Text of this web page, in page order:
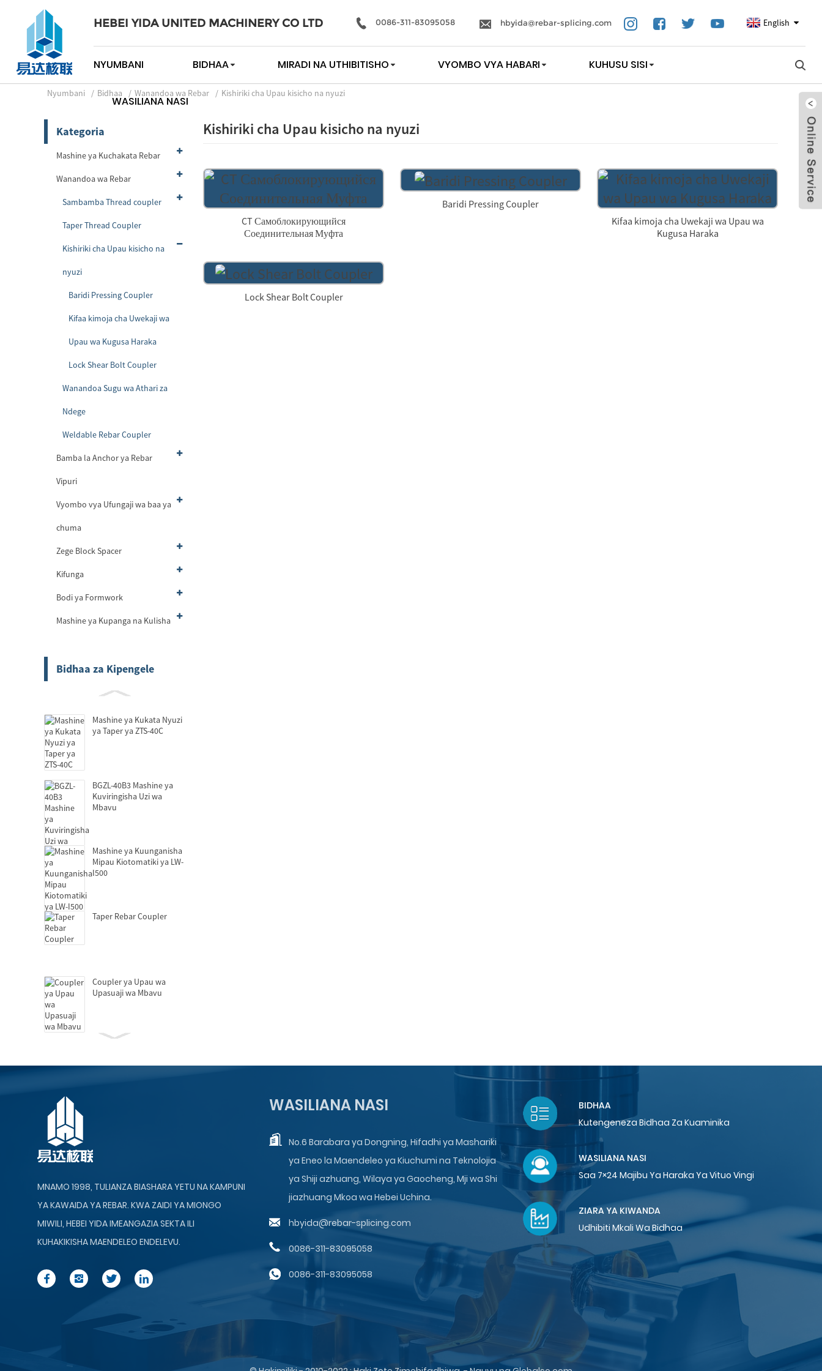
HEBEI YIDA UNITED MACHINERY CO LTD 0086-311-83095058 hbyida@rebar-splicing.com English
NYUMBANI BIDHAA MIRADI NA UTHIBITISHO VYOMBO VYA HABARI KUHUSU SISI
WASILIANA NASI
Nyumbani Bidhaa Wanandoa wa Rebar Kishiriki cha Upau kisicho na nyuzi
Kategoria
Mashine ya Kuchakata Rebar
Wanandoa wa Rebar
Sambamba Thread coupler
Taper Thread Coupler
Kishiriki cha Upau kisicho na
nyuzi
Baridi Pressing Coupler
Kifaa kimoja cha Uwekaji wa
Upau wa Kugusa Haraka
Lock Shear Bolt Coupler
Wanandoa Sugu wa Athari za
Ndege
Weldable Rebar Coupler
Bamba la Anchor ya Rebar
Vipuri
Vyombo vya Ufungaji wa baa ya
chuma
Zege Block Spacer
Kifunga
Bodi ya Formwork
Mashine ya Kupanga na Kulisha
Bidhaa za Kipengele
Mashine ya Kukata Nyuzi
ya Taper ya ZTS-40C
BGZL-40B3 Mashine ya
Kuviringisha Uzi wa
Mbavu
Mashine ya Kuunganisha
Mipau Kiotomatiki ya LW-
I500
Taper Rebar Coupler
Coupler ya Upau wa
Upasuaji wa Mbavu
Nyenzo ya GL-12 Rebar...
Kishiriki cha Upau kisicho na nyuzi
CT Самоблокирующийся
Соединительная Муфта
Baridi Pressing Coupler
Kifaa kimoja cha Uwekaji wa Upau wa
Kugusa Haraka
Lock Shear Bolt Coupler
MNAMO 1998, TULIANZA BIASHARA YETU NA KAMPUNI
YA KAWAIDA YA REBAR. KWA ZAIDI YA MIONGO
MIWILI, HEBEI YIDA IMEANGAZIA SEKTA ILI
KUHAKIKISHA MAENDELEO ENDELEVU.
WASILIANA NASI
No.6 Barabara ya Dongning, Hifadhi ya Mashariki
ya Eneo la Maendeleo ya Kiuchumi na Teknolojia
ya Shiji azhuang, Wilaya ya Gaocheng, Mji wa Shi
jiazhuang Mkoa wa Hebei Uchina.
hbyida@rebar-splicing.com
0086-311-83095058
0086-311-83095058
BIDHAA
Kutengeneza Bidhaa Za Kuaminika
WASILIANA NASI
Saa 7×24 Majibu Ya Haraka Ya Vituo Vingi
ZIARA YA KIWANDA
Udhibiti Mkali Wa Bidhaa